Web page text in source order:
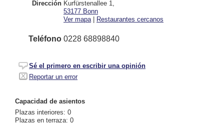
Dirección Kurfürstenallee 1
53177 Bonn
Ver mapa | Restaurantes cercanos
Teléfono 0228 68898840
Sé el primero en escribir una opinión
Reportar un error
Capacidad de asientos
Plazas interiores: 0
Plazas en terraza: 0